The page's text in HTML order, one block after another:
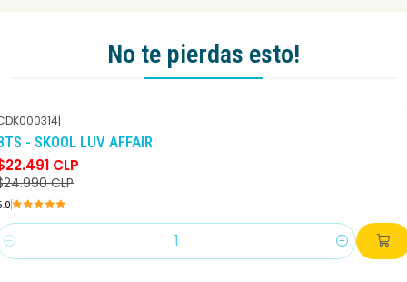
No te pierdas esto!
-10% DCTO
|
- SKOOL LUV AFFAIR
CLP
CLP